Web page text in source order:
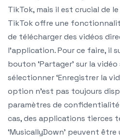
TikTok, mais il est crucial de
TikTok offre une
de télécharger des vidéos
l’application. Pour ce faire, il
bouton ‘Partager’ sur la
sélectionner ‘Enregistrer la
option n’est pas toujours
paramètres de confidentialité
cas, des applications tierces
‘MusicallyDown’ peuvent